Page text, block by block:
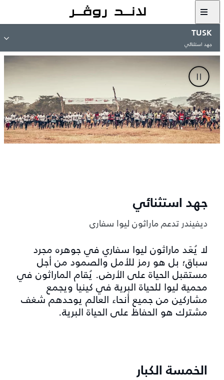
TUSK
جهد استثنائي
جهد استثنائي
ديفيندر تدعم ماراثون ليوا سفاري
لا يُعَد ماراثون ليوا سفاري في جوهره مجرد
سباق؛ بل هو رمز للأمل والصمود من أجل
مستقبل الحياة على الأرض. يُقام الماراثون في
محمية ليوا للحياة البرية في كينيا ويجمع
مشاركين من جميع أنحاء العالم يوحدهم شغف
مشترك هو الحفاظ على الحياة البرية.
الخمسة الكبار